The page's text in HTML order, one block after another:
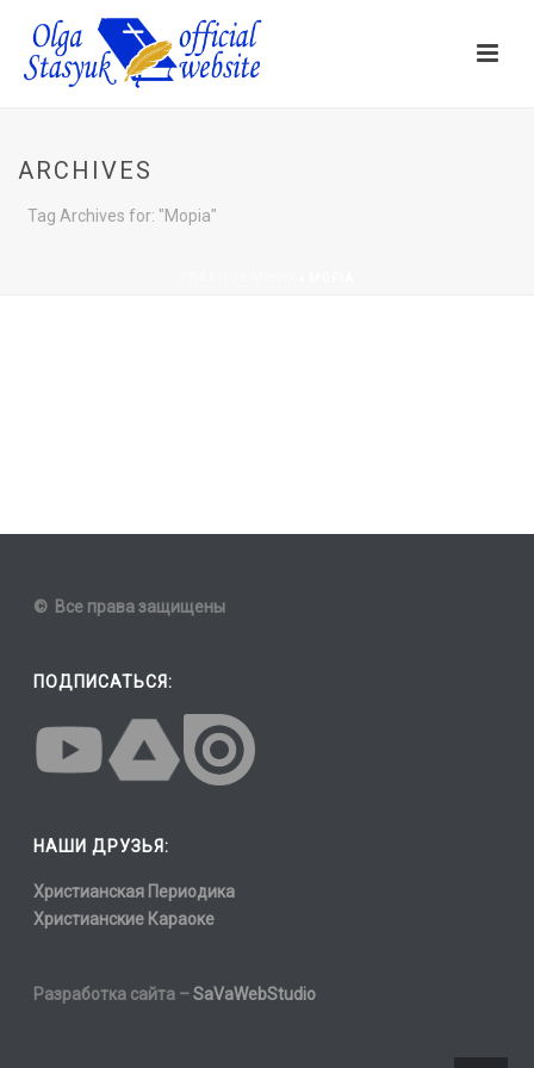
ARCHIVES
Tag Archives for: "Моріа"
© Все права защищены
ПОДПИСАТЬСЯ:
НАШИ ДРУЗЬЯ:
Христианская Периодика
Христианские Караоке
Разработка сайта –SaVaWebStudio